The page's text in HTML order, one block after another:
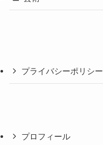
プライバシーポリシー
プロフィール